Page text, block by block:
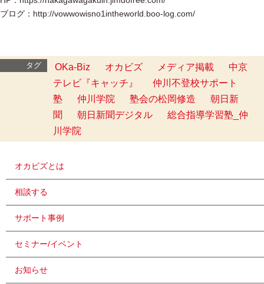
ブログ：http://vowwowisno1intheworld.boo-log.com/
タグ OKa-Biz オカビズ メディア掲載
中京
テレビ『キャッチ』
仲川不登校サポート
塾
仲川学院 塾会の松岡修造
朝日新
聞
朝日新聞デジタル
総合指導学習塾_仲
川学院
オカビズとは
相談する
サポート事例
セミナー/イベント
お知らせ